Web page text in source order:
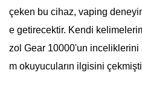
çeken bu cihaz, vaping
e getirecektir. Kendi
zol Gear 10000'un inceliklerini
m okuyucuların ilgisini